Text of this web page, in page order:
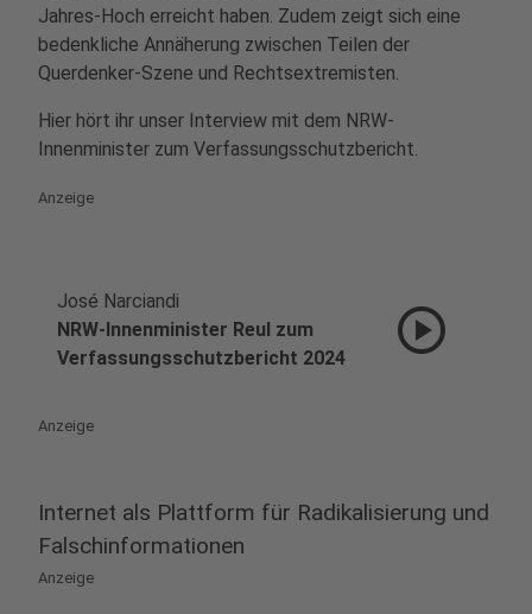
Jahres-Hoch erreicht haben. Zudem zeigt sich eine
bedenkliche Annäherung zwischen Teilen der
Querdenker-Szene und Rechtsextremisten.
Hier hört ihr unser Interview mit dem NRW-
Innenminister zum Verfassungsschutzbericht.
Anzeige
José Narciandi
NRW-Innenminister Reul zum
Verfassungsschutzbericht 2024
play_circle
Anzeige
Internet als Plattform für Radikalisierung und
Falschinformationen
Anzeige